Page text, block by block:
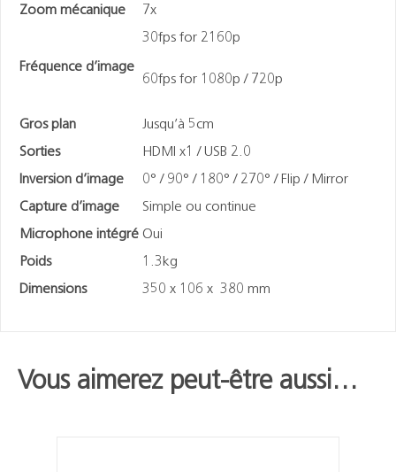
Zoom mécanique 7x
Fréquence d’image
30fps for 2160p
60fps for 1080p / 720p
Gros plan
Jusqu’à 5cm
Sorties
HDMI x1 / USB 2.0
Inversion d’image
0° / 90° / 180° / 270° / Flip / Mirror
Capture d’image
Simple ou continue
Microphone intégré Oui
Poids
1.3kg
Dimensions
350 x 106 x 380 mm
Vous aimerez peut-être aussi…